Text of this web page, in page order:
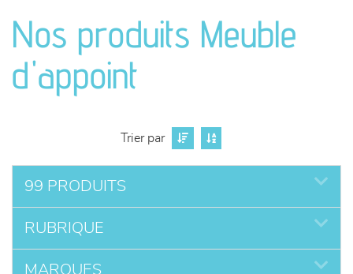
séjours
meubles de complément
literie
décoration
Nos produits Meuble
d'appoint
Trier par
99 PRODUITS
RUBRIQUE
MARQUES